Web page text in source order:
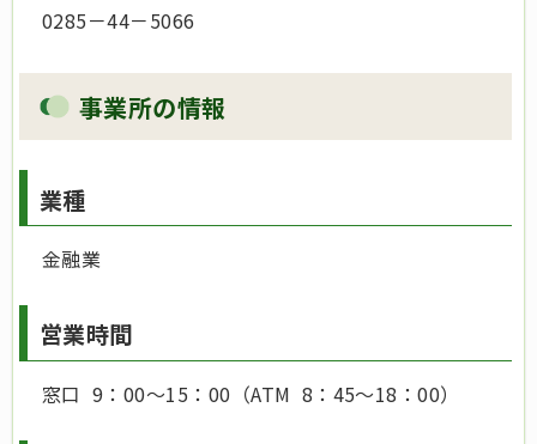
0285－44－5066
事業所の情報
業種
金融業
営業時間
窓口 9：00～15：00（ATM 8：45～18：00）